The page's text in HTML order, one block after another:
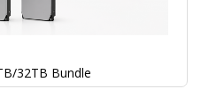
32TB Bundle